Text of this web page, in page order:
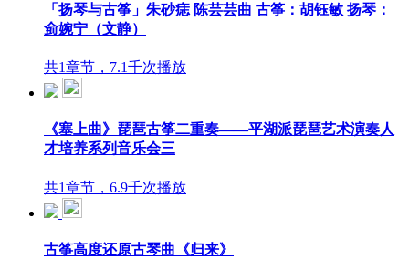
「扬琴与古筝」朱砂痣 陈芸芸曲 古筝：胡钰敏 扬琴：
侴婉宁（文静）
共1章节，7.1千次播放
《塞上曲》琵琶古筝二重奏——平湖派琵琶艺术演奏人
才培养系列音乐会三
共1章节，6.9千次播放
古筝高度还原古琴曲《归来》